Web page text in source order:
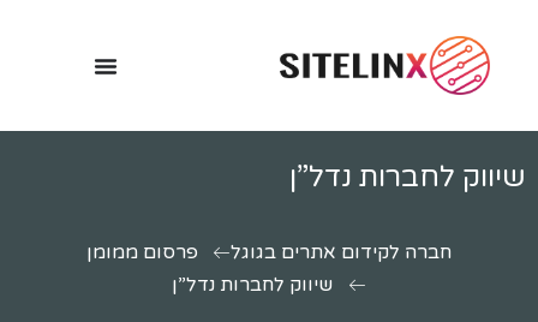
שיווק לחברות נדל”ן
חברה לקידום אתרים בגוגל
פרסום ממומן
שיווק לחברות נדל”ן